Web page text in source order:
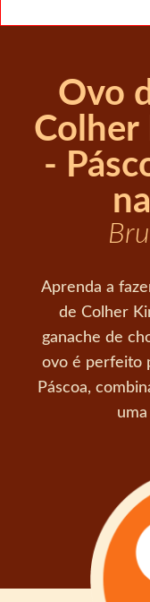
Ovo
Colher
-
Aprenda a
de Colher
ganache de
ovo é perfeito
Páscoa,